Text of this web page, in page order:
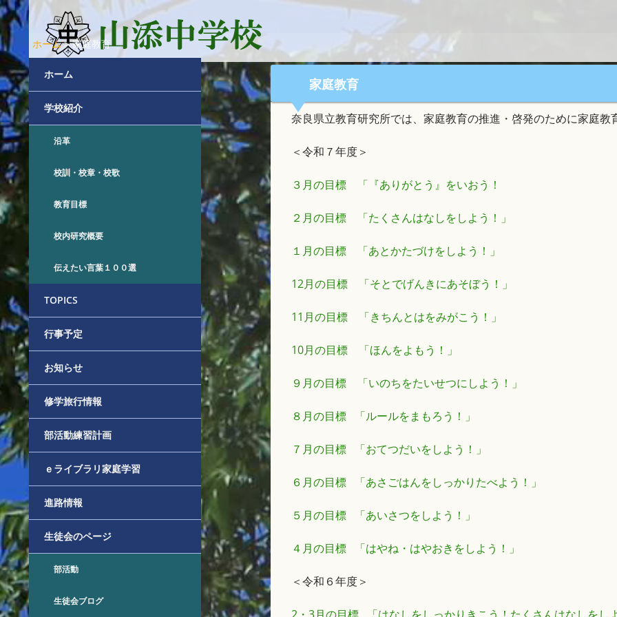
ホーム>家庭教育
家庭教育
奈良県立教育研究所では、家庭教育の推進・啓発のために家庭教
＜令和７年度＞
３月の目標 「『ありがとう』をいおう！
２月の目標 「たくさんはなしをしよう！」
１月の目標 「あとかたづけをしよう！」
12月の目標 「そとでげんきにあそぼう！」
11月の目標 「きちんとはをみがこう！」
10月の目標 「ほんをよもう！」
９月の目標 「いのちをたいせつにしよう！」
８月の目標 「ルールをまもろう！」
７月の目標 「おてつだいをしよう！」
６月の目標 「あさごはんをしっかりたべよう！」
５月の目標 「あいさつをしよう！」
４月の目標 「はやね・はやおきをしよう！」
＜令和６年度＞
ホーム
学校紹介
沿革
校訓・校章・校歌
教育目標
校内研究概要
伝えたい言葉１００選
TOPICS
行事予定
お知らせ
修学旅行情報
部活動練習計画
ｅライブラリ家庭学習
進路情報
生徒会のページ
部活動
生徒会ブログ